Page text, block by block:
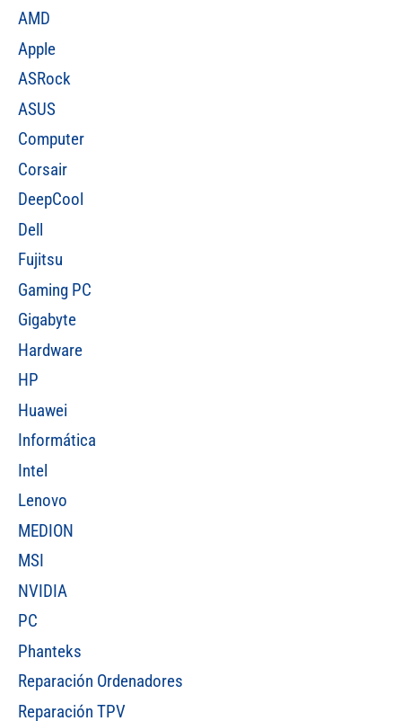
AMD
Apple
ASRock
ASUS
Computer
Corsair
DeepCool
Dell
Fujitsu
Gaming PC
Gigabyte
Hardware
HP
Huawei
Informática
Intel
Lenovo
MEDION
MSI
NVIDIA
PC
Phanteks
Reparación Ordenadores
Reparación TPV